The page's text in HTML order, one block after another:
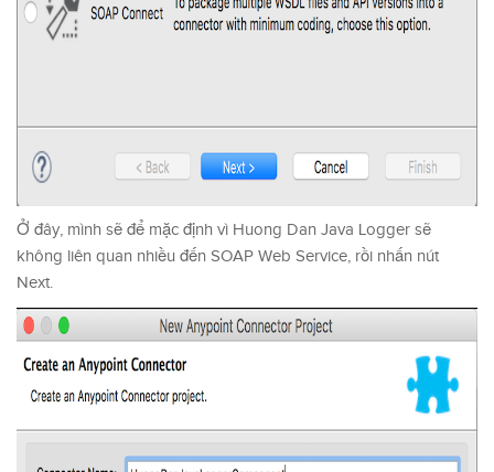
Ở đây, mình sẽ để mặc định vì Huong Dan Java Logger sẽ
không liên quan nhiều đến SOAP Web Service, rồi nhấn nút
Next.